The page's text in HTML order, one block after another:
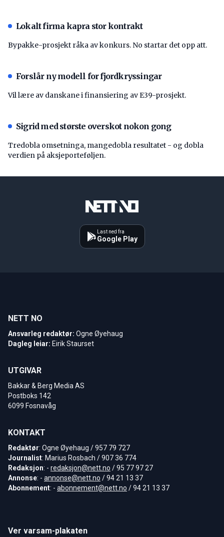
Lokalt firma kapra stor kontrakt
Bypakke-prosjekt råka av konkurs. No startar det opp att.
Forslår ny modell for fjordkryssingar
Vil lære av danskane i finansiering av E39-prosjekt.
Sigrid med største overskot nokon gong
Tredobla omsetninga, mangedobla resultatet - og dobla
verdien på aksjeporteføljen.
Last ned fra
Google Play
NETT NO
Ansvarleg redaktør: Ogne Øyehaug
Dagleg leiar: Eirik Staurset
UTGIVAR
Bakkar & Berg Media AS
Postboks 142
6099 Fosnavåg
KONTAKT
Redaktør: Ogne Øyehaug / 957 79 727
Journalist: Marius Rosbach / 907 36 774
Redaksjon: - redaksjon@nett.no / 95 77 97 27
Annonse: - annonse@nett.no / 94 21 13 37
Abonnement: - abonnement@nett.no / 94 21 13 37
Ver varsam-plakaten